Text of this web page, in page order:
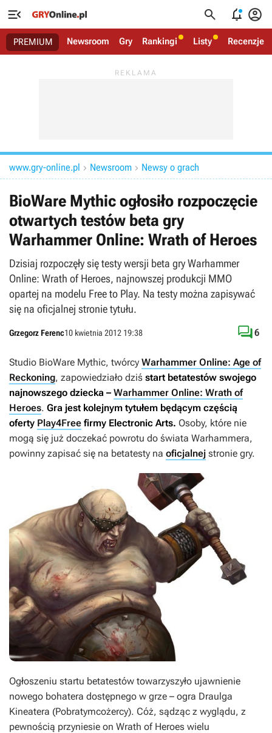
   
PREMIUM Newsroom Gry Rankingi Listy Recenzje
www.gry-online.pl  Newsroom  Newsy o grach
BioWare Mythic ogłosiło rozpoczęcie
otwartych testów beta gry
Warhammer Online: Wrath of Heroes
Dzisiaj rozpoczęły się testy wersji beta gry Warhammer
Online: Wrath of Heroes, najnowszej produkcji MMO
opartej na modelu Free to Play. Na testy można zapisywać
się na oficjalnej stronie tytułu.
Grzegorz Ferenc10 kwietnia 2012 19:38 6
Studio BioWare Mythic, twórcy Warhammer Online: Age of
Reckoning, zapowiedziało dziś start betatestów swojego
najnowszego dziecka – Warhammer Online: Wrath of
Heroes. Gra jest kolejnym tytułem będącym częścią
oferty Play4Free firmy Electronic Arts. Osoby, które nie
mogą się już doczekać powrotu do świata Warhammera,
powinny zapisać się na betatesty na oficjalnej stronie gry.
Ogłoszeniu startu betatestów towarzyszyło ujawnienie
nowego bohatera dostępnego w grze – ogra Draulga
Kineatera (Pobratymcożercy). Cóż, sądząc z wyglądu, z
pewnością przyniesie on Wrath of Heroes wielu